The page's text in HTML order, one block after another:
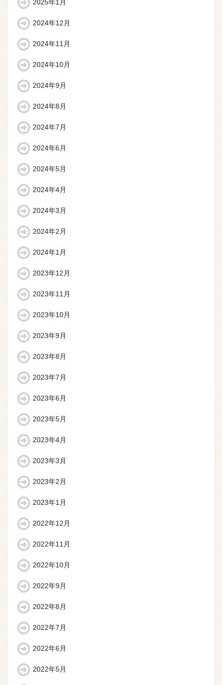
2025年1月
2024年12月
2024年11月
2024年10月
2024年9月
2024年8月
2024年7月
2024年6月
2024年5月
2024年4月
2024年3月
2024年2月
2024年1月
2023年12月
2023年11月
2023年10月
2023年9月
2023年8月
2023年7月
2023年6月
2023年5月
2023年4月
2023年3月
2023年2月
2023年1月
2022年12月
2022年11月
2022年10月
2022年9月
2022年8月
2022年7月
2022年6月
2022年5月